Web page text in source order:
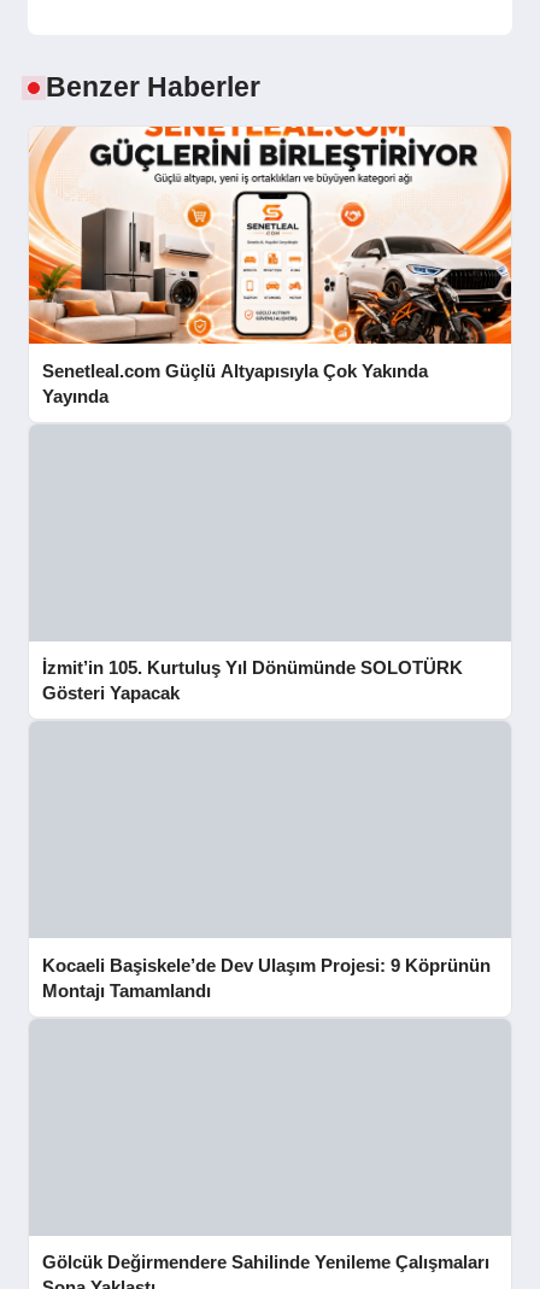
Benzer Haberler
Senetleal.com Güçlü Altyapısıyla Çok Yakında
Yayında
İzmit’in 105. Kurtuluş Yıl Dönümünde SOLOTÜRK
Gösteri Yapacak
Kocaeli Başiskele’de Dev Ulaşım Projesi: 9 Köprünün
Montajı Tamamlandı
Gölcük Değirmendere Sahilinde Yenileme Çalışmaları